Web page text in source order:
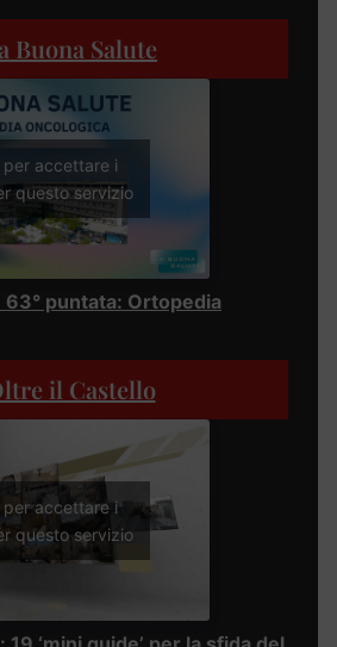
Buona Salute
per accettare i
questo servizio
63° puntata: Ortopedia
il Castello
per accettare i
questo servizio